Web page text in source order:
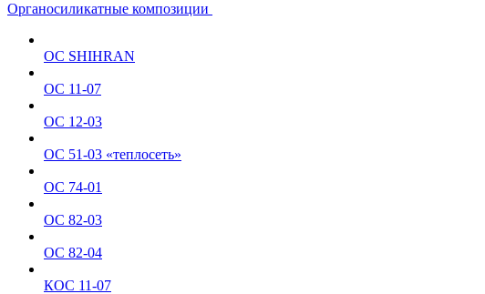
Органосиликатные композиции
ОС SHIHRAN
ОС 11-07
ОС 12-03
ОС 51-03 «теплосеть»
ОС 74-01
ОС 82-03
ОС 82-04
КОС 11-07